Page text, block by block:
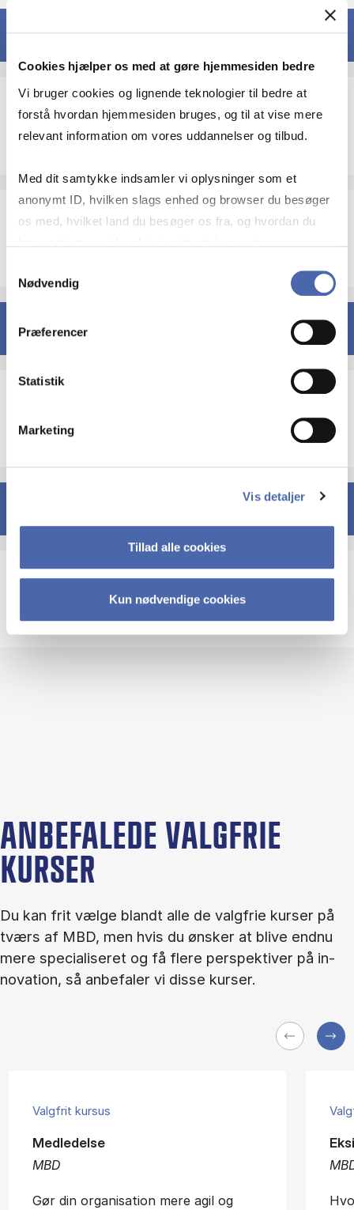
Cookies hjælper os med at gøre hjemmesiden bedre
Vi bruger cookies og lignende teknologier til bedre at
forstå hvordan hjemmesiden bruges, og til at vise mere
relevant information om vores uddannelser og tilbud.
Med dit samtykke indsamler vi oplysninger som et
anonymt ID, hvilken slags enhed og browser du besøger
os med, hvilket land du besøger os fra, og hvordan du
markedsføring. Du bestemmer selv - og kan altid trække
Nødvendig
Præferencer
Statistik
Marketing
Vis detaljer
Tillad alle cookies
Kun nødvendige cookies
4. semester
Valgfrit kursus 1
Valgfrit kursus 2
15 ECTS
ANBEFALEDE VALGFRIE
KURSER
Du kan frit væl­ge blandt alle de valg­frie kur­ser på
tværs af MBD, men hvis du øn­sker at bli­ve end­nu
mere spe­ci­a­li­se­ret og få fle­re per­spek­ti­ver på in­
nova­tion, så an­be­fa­ler vi dis­se kur­ser.
Valgfrit kursus
MBD
Medledelse
Gør din organisation mere agil og